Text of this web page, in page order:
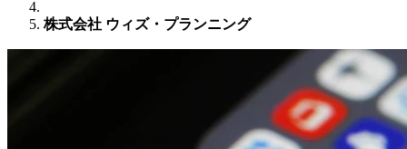
株式会社 ウィズ・プランニング